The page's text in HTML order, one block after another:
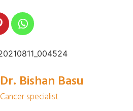
Dr. Bishan Basu
Cancer specialist